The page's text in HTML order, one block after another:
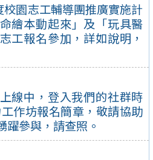
園志工輔導團推廣實施計
繪本動起來」及「玩具醫
工報名參加，詳如說明，
線中，登入我們的社群時
作坊報名簡章，敬請協助
躍參與，請查照。